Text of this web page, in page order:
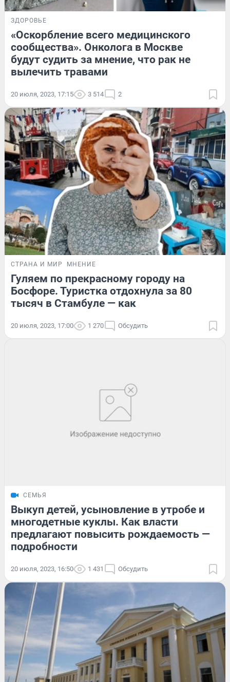
ЗДОРОВЬЕ
«Оскорбление всего медицинского
сообщества». Онколога в Москве
будут судить за мнение, что рак не
вылечить травами
20 июля, 2023, 17:15 3 514 2
СТРАНА И МИР МНЕНИЕ
Гуляем по прекрасному городу на
Босфоре. Туристка отдохнула за 80
тысяч в Стамбуле — как
20 июля, 2023, 17:00 1 270 Обсудить
СЕМЬЯ
Выкуп детей, усыновление в утробе и
многодетные куклы. Как власти
предлагают повысить рождаемость —
подробности
20 июля, 2023, 16:50 1 431 Обсудить